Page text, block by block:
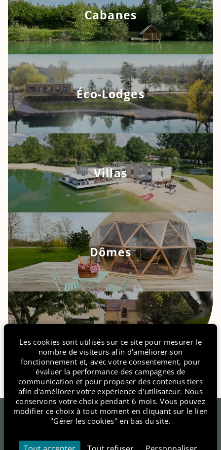
6 Le Chemin de la Tombe Gravon 77118 France
+33 6 14 12 96 45
contact@etangsdelabassee.com
Cabanes
Éco-Lodges
Villas
Dômes
Les cookies sont utilisés sur ce site pour mesurer le
nombre de visiteurs afin d'améliorer son
fonctionnement et, avec votre consentement, pour
évaluer la performance des campagnes de
communication et pour proposer des contenus tiers
afin d'améliorer votre expérience d'utilisateur. Nous
conservons votre choix pendant 6 mois. Vous pouvez
modifier ce choix à tout moment en cliquant sur le lien
"Gérer les cookies" en bas du site.